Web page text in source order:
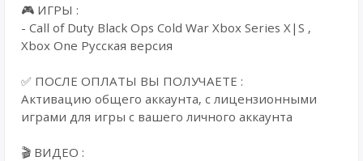
🎮 ИГРЫ :
- Call of Duty Black Ops Cold War Xbox Series X|S ,
Xbox One Русская версия
✅ ПОСЛЕ ОПЛАТЫ ВЫ ПОЛУЧАЕТЕ :
Активацию общего аккаунта, с лицензионными
играми для игры с вашего личного аккаунта
🎬 ВИДЕО :